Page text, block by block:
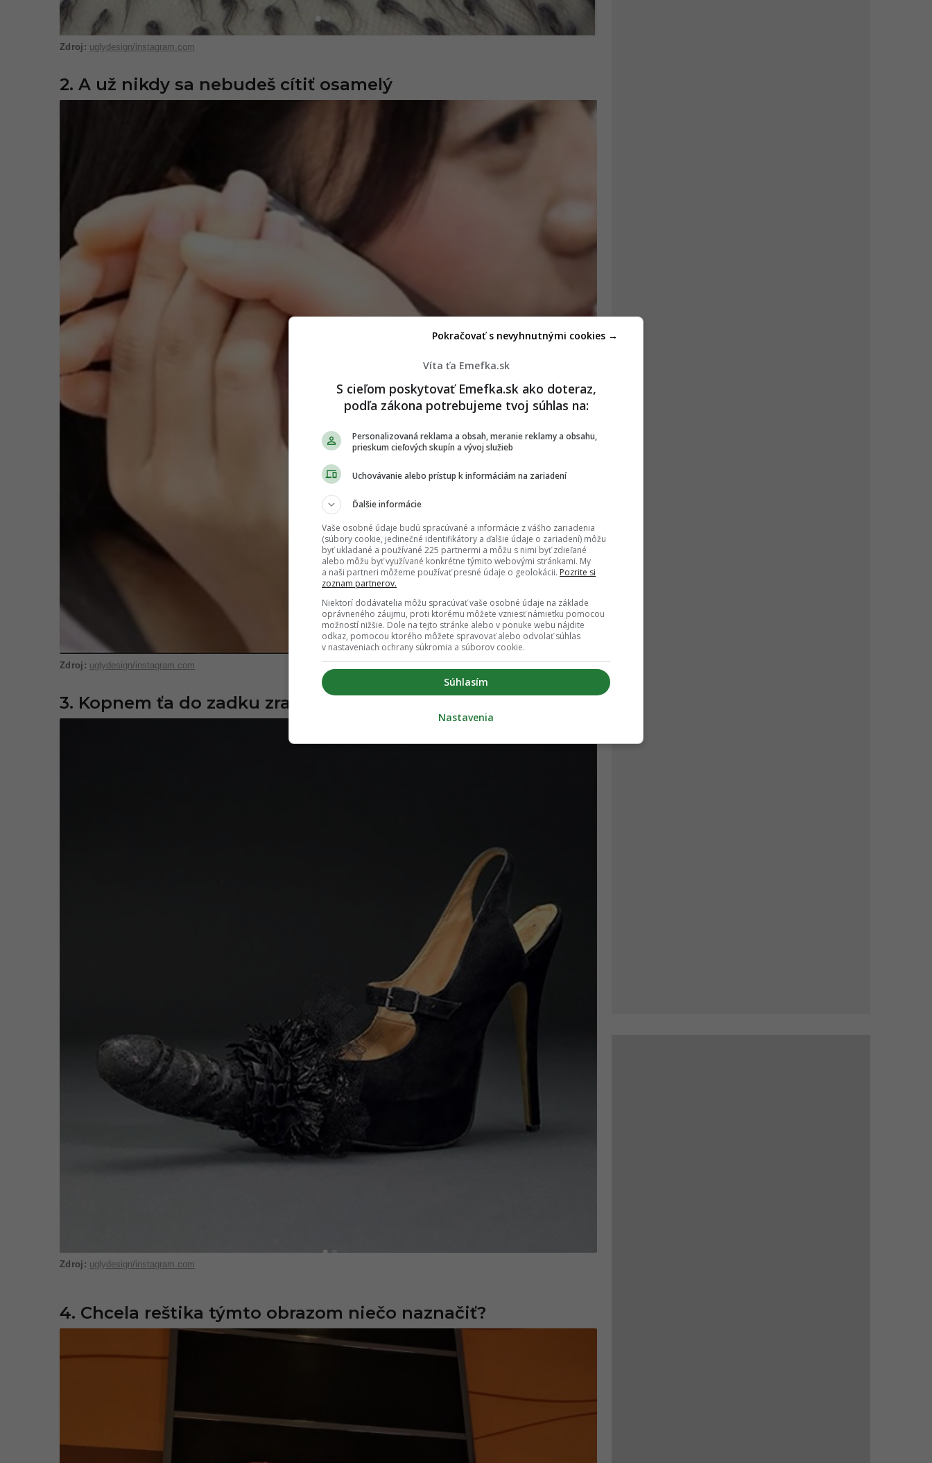
uglydesign/instagram.com
2. A už nikdy sa nebudeš cítiť osamelý
uglydesign/instagram.com
3. Kopnem ťa do zadku zrazu naberá celkom iný rozmer
uglydesign/instagram.com
4. Chcela reštika týmto obrazom niečo naznačiť?
Víta ťa Emefka.sk
S cieľom poskytovať Emefka.sk ako doteraz,
podľa zákona potrebujeme tvoj súhlas na:
Personalizovaná reklama a obsah, meranie reklamy a obsahu,
prieskum cieľových skupín a vývoj služieb
Uchovávanie alebo prístup k informáciám na zariadení
Ďalšie informácie
Vaše osobné údaje budú spracúvané a informácie z vášho zariadenia
(súbory cookie, jedinečné identifikátory a ďalšie údaje o zariadení) môžu
byť ukladané a používané 225 partnermi a môžu s nimi byť zdieľané
alebo môžu byť využívané konkrétne týmito webovými stránkami. My
a naši partneri môžeme používať presné údaje o geolokácii. Pozrite si
zoznam partnerov.
Niektorí dodávatelia môžu spracúvať vaše osobné údaje na základe
oprávneného záujmu, proti ktorému môžete vzniesť námietku pomocou
možností nižšie. Dole na tejto stránke alebo v ponuke webu nájdite
odkaz, pomocou ktorého môžete spravovať alebo odvolať súhlas
v nastaveniach ochrany súkromia a súborov cookie.
Súhlasím
Pokračovať s nevyhnutnými cookies →
Nastavenia